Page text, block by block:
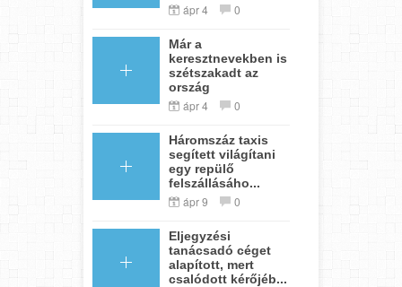
ápr 4 0
Már a
keresztnevekben is
szétszakadt az
ország
ápr 4 0
Háromszáz taxis
segített világítani
egy repülő
felszállásáho...
ápr 9 0
Eljegyzési
tanácsadó céget
alapított, mert
csalódott kérőjéb...